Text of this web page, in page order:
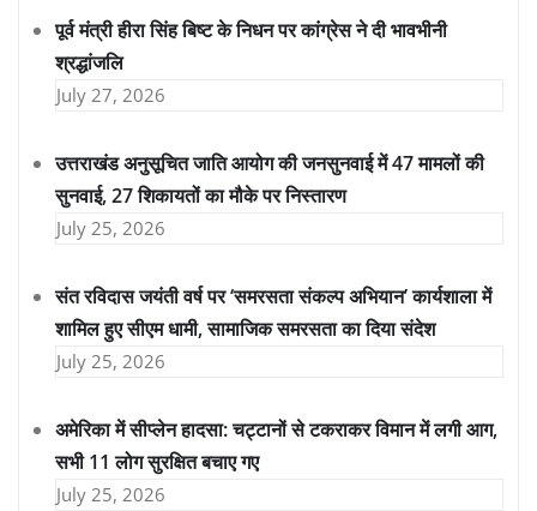
पूर्व मंत्री हीरा सिंह बिष्ट के निधन पर कांग्रेस ने दी भावभीनी
श्रद्धांजलि
July 27, 2026
उत्तराखंड अनुसूचित जाति आयोग की जनसुनवाई में 47 मामलों की
सुनवाई, 27 शिकायतों का मौके पर निस्तारण
July 25, 2026
संत रविदास जयंती वर्ष पर ‘समरसता संकल्प अभियान’ कार्यशाला में
शामिल हुए सीएम धामी, सामाजिक समरसता का दिया संदेश
July 25, 2026
अमेरिका में सीप्लेन हादसा: चट्टानों से टकराकर विमान में लगी आग,
सभी 11 लोग सुरक्षित बचाए गए
July 25, 2026